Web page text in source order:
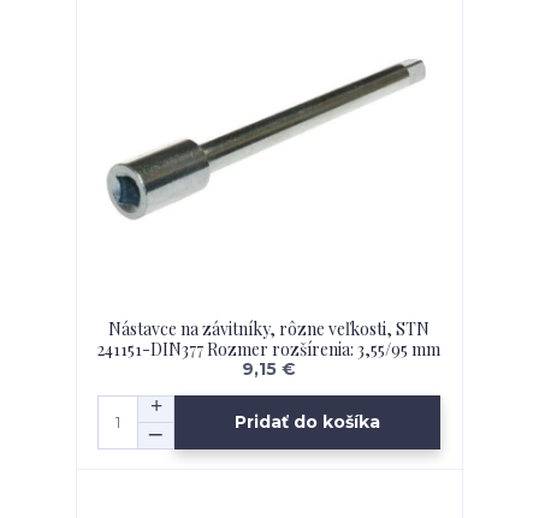
Nástavce na závitníky, rôzne veľkosti, STN
241151-DIN377 Rozmer rozšírenia: 3,55/95 mm
9,15 €
Pridať do košíka